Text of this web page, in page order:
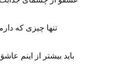
تنها چیزی که
باید بیشتر از اینم